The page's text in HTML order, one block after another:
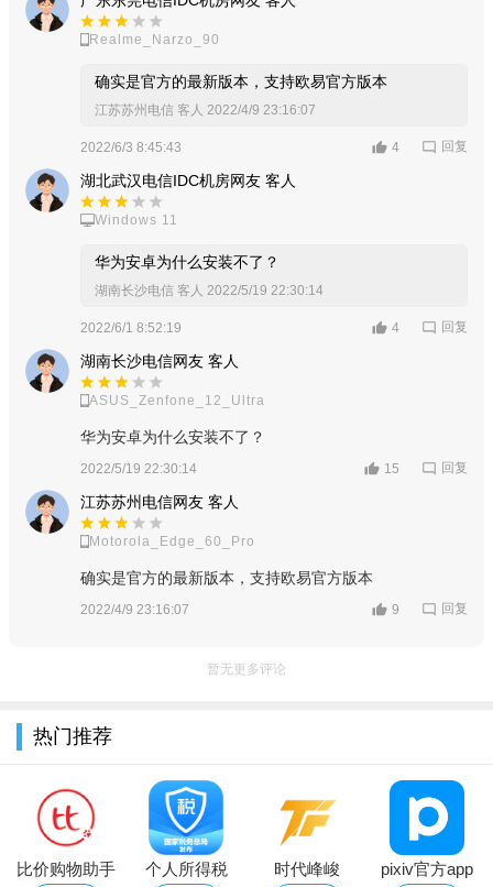
Realme_Narzo_90
确实是官方的最新版本，支持欧易官方版本
江苏苏州电信 客人 2022/4/9 23:16:07
2022/6/3 8:45:43 4 回复
湖北武汉电信IDC机房网友 客人
Windows 11
华为安卓为什么安装不了？
湖南长沙电信 客人 2022/5/19 22:30:14
2022/6/1 8:52:19 4 回复
湖南长沙电信网友 客人
ASUS_Zenfone_12_Ultra
华为安卓为什么安装不了？
2022/5/19 22:30:14 15 回复
江苏苏州电信网友 客人
Motorola_Edge_60_Pro
确实是官方的最新版本，支持欧易官方版本
2022/4/9 23:16:07 9 回复
暂无更多评论
热门推荐
比价购物助手
个人所得税
时代峰峻
pixiv官方app